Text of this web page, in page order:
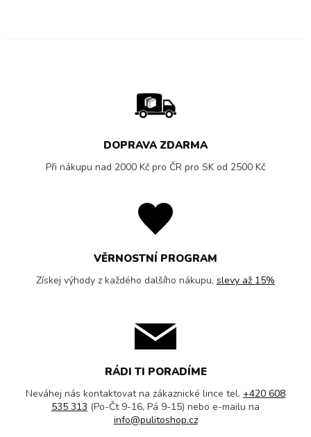
DOPRAVA ZDARMA
Při nákupu nad 2000 Kč pro ČR pro SK od 2500 Kč
VĚRNOSTNÍ PROGRAM
Získej výhody z každého dalšího nákupu, slevy až 15%
RÁDI TI PORADÍME
Neváhej nás kontaktovat na zákaznické lince tel. +420 608
535 313 (Po-Čt 9-16, Pá 9-15) nebo e-mailu na
info@pulitoshop.cz